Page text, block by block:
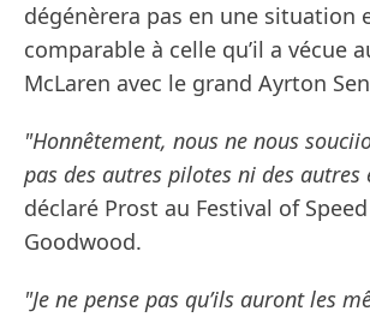
dégénèrera pas en une situation
comparable à celle qu’il a vécue
McLaren avec le grand Ayrton
"Honnêtement, nous ne nous
pas des autres pilotes ni des autres
déclaré Prost au Festival of
Goodwood.
"Je ne pense pas qu’ils auront les